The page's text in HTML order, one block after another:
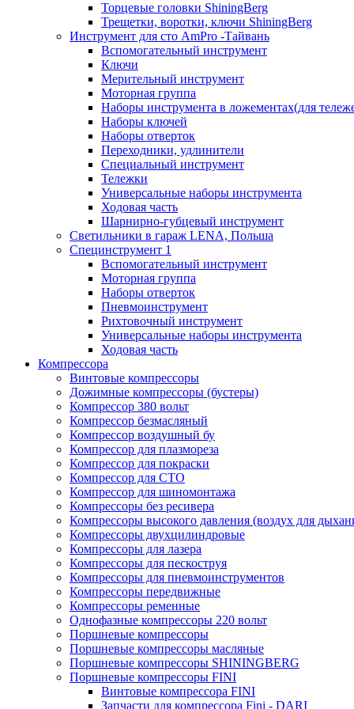
Торцевые головки ShiningBerg
Трещетки, воротки, ключи ShiningBerg
Инструмент для сто AmPro -Тайвань
Вспомогательный инструмент
Ключи
Мерительный инструмент
Моторная группа
Наборы инструмента в ложементах(для
Наборы ключей
Наборы отверток
Переходники, удлинители
Специальный инструмент
Тележки
Универсальные наборы инструмента
Ходовая часть
Шарнирно-губцевый инструмент
Светильники в гараж LENA, Польша
Специнструмент 1
Вспомогательный инструмент
Моторная группа
Наборы отверток
Пневмоинструмент
Рихтовочный инструмент
Универсальные наборы инструмента
Ходовая часть
Компрессора
Винтовые компрессоры
Дожимные компрессоры (бустеры)
Компрессор 380 вольт
Компрессор безмасляный
Компрессор воздушный бу
Компрессор для плазмореза
Компрессор для покраски
Компрессор для СТО
Компрессор для шиномонтажа
Компрессоры без ресивера
Компрессоры высокого давления (воздух для
Компрессоры двухцилиндровые
Компрессоры для лазера
Компрессоры для пескоструя
Компрессоры для пневмоинструментов
Компрессоры передвижные
Компрессоры ременные
Однофазные компрессоры 220 вольт
Поршневые компрессоры
Поршневые компрессоры масляные
Поршневые компрессоры SHININGBERG
Поршневые компрессоры FINI
Винтовые компрессора FINI
Запчасти для компрессора Fini - DARI